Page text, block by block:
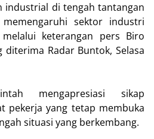
industrial di tengah tantangan
sektor industri
melalui keterangan pers Biro
diterima Radar Buntok, Selasa
mengapresiasi sikap
pekerja yang tetap membuka
situasi yang berkembang.